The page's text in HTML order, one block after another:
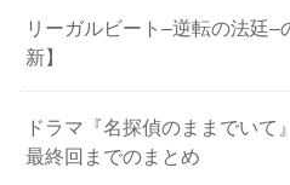
リーガルビート–逆転の法廷–
新】
ドラマ『名探偵のままでいて
最終回までのまとめ